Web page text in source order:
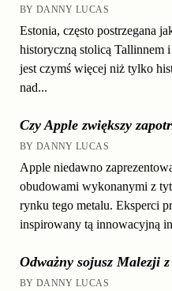
BY DANNY LUCAS
Estonia, często postrzegana
historyczną stolicą Tallinnem
jest czymś więcej niż tylko
nad...
Czy Apple zwiększy
BY DANNY LUCAS
Apple niedawno
obudowami wykonanymi z
rynku tego metalu. Eksperci
inspirowany tą innowacyjną
Odważny sojusz Malezji
BY DANNY LUCAS